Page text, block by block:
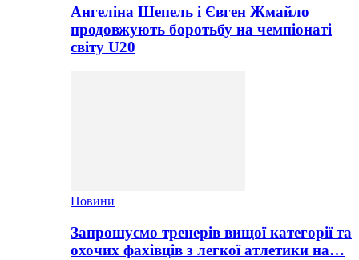
Ангеліна Шепель і Євген Жмайло
продовжують боротьбу на чемпіонаті
світу U20
Новини
Запрошуємо тренерів вищої категорії та
охочих фахівців з легкої атлетики на…